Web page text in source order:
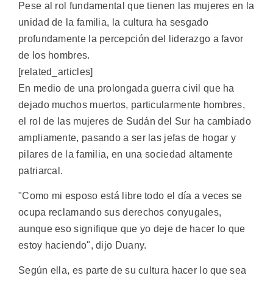
Pese al rol fundamental que tienen las mujeres en la
unidad de la familia, la cultura ha sesgado
profundamente la percepción del liderazgo a favor
de los hombres.
[related_articles]
En medio de una prolongada guerra civil que ha
dejado muchos muertos, particularmente hombres,
el rol de las mujeres de Sudán del Sur ha cambiado
ampliamente, pasando a ser las jefas de hogar y
pilares de la familia, en una sociedad altamente
patriarcal.
"Como mi esposo está libre todo el día a veces se
ocupa reclamando sus derechos conyugales,
aunque eso signifique que yo deje de hacer lo que
estoy haciendo", dijo Duany.
Según ella, es parte de su cultura hacer lo que sea